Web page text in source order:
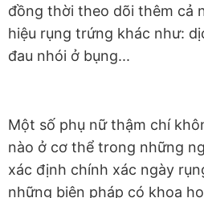
đồng thời theo dõi thêm cả
hiệu rụng trứng khác như:
đau nhói ở bụng...
Một số phụ nữ thậm chí
nào ở cơ thể trong những
xác định chính xác ngày
những biện pháp có khoa